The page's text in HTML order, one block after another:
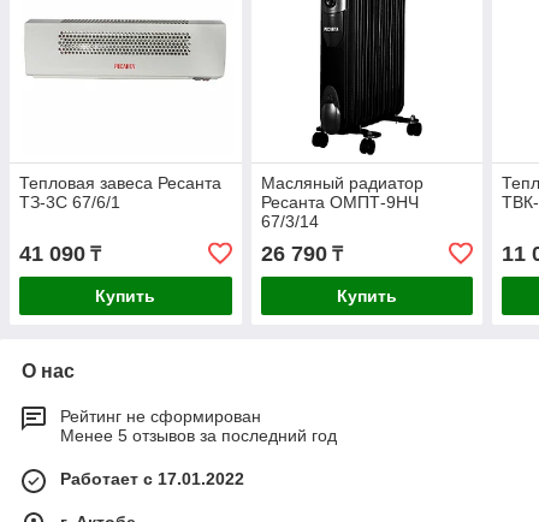
Тепловая завеса Ресанта
ТЗ-3С 67/6/1
41 090 ₸
Купить
Масляный радиатор
Ресанта ОМПТ-9НЧ
67/3/14
26 790₸
Купить
11
О нас
Рейтинг не сформирован
Менее 5 отзывов за последний год
Работает с 17.01.2022